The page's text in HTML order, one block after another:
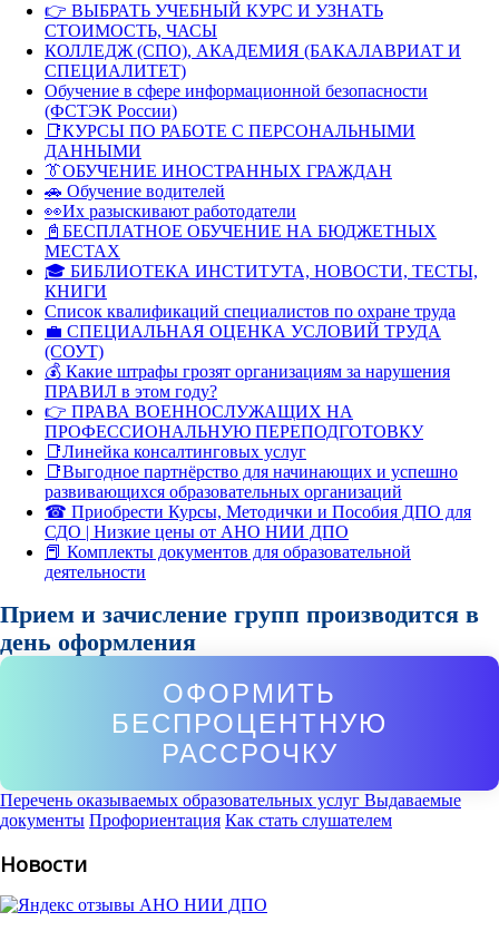
👉 ВЫБРАТЬ УЧЕБНЫЙ КУРС И УЗНАТЬ
СТОИМОСТЬ, ЧАСЫ
КОЛЛЕДЖ (СПО), АКАДЕМИЯ (БАКАЛАВРИАТ И
СПЕЦИАЛИТЕТ)
Обучение в сфере информационной безопасности
(ФСТЭК России)
📑КУРСЫ ПО РАБОТЕ С ПЕРСОНАЛЬНЫМИ
ДАННЫМИ
👔ОБУЧЕНИЕ ИНОСТРАННЫХ ГРАЖДАН
🚗 Обучение водителей
👀Их разыскивают работодатели
📓БЕСПЛАТНОЕ ОБУЧЕНИЕ НА БЮДЖЕТНЫХ
МЕСТАХ
🎓 БИБЛИОТЕКА ИНСТИТУТА, НОВОСТИ, ТЕСТЫ,
КНИГИ
Список квалификаций специалистов по охране труда
💼 СПЕЦИАЛЬНАЯ ОЦЕНКА УСЛОВИЙ ТРУДА
(СОУТ)
💰 Какие штрафы грозят организациям за нарушения
ПРАВИЛ в этом году?
👉 ПРАВА ВОЕННОСЛУЖАЩИХ НА
ПРОФЕССИОНАЛЬНУЮ ПЕРЕПОДГОТОВКУ
📑Линейка консалтинговых услуг
📑Выгодное партнёрство для начинающих и успешно
развивающихся образовательных организаций
☎ Приобрести Курсы, Методички и Пособия ДПО для
СДО | Низкие цены от АНО НИИ ДПО
📕 Комплекты документов для образовательной
деятельности
Прием и зачисление групп производится в
день оформления
ОФОРМИТЬ
БЕСПРОЦЕНТНУЮ
РАССРОЧКУ
Перечень оказываемых образовательных услуг Выдаваемые
документы Профориентация Как стать слушателем
Новости